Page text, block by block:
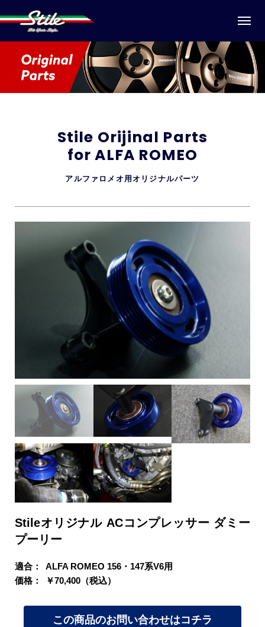
Stile Orijinal Parts
for ALFA ROMEO
アルファロメオ用オリジナルパーツ
Stileオリジナル ACコンプレッサー ダミー
プーリー
適合：
ALFA ROMEO 156・147系V6用
価格：
￥70,400（税込）
この商品のお問い合わせはコチラ